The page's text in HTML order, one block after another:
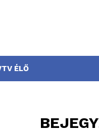
ÉLŐ